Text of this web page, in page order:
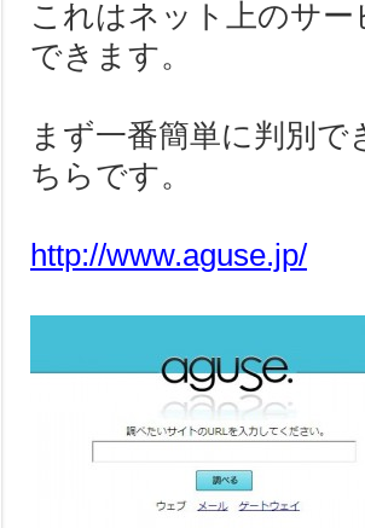
これはネット上のサ
できます。
まず一番簡単に判別
ちらです。
http://www.aguse.jp/